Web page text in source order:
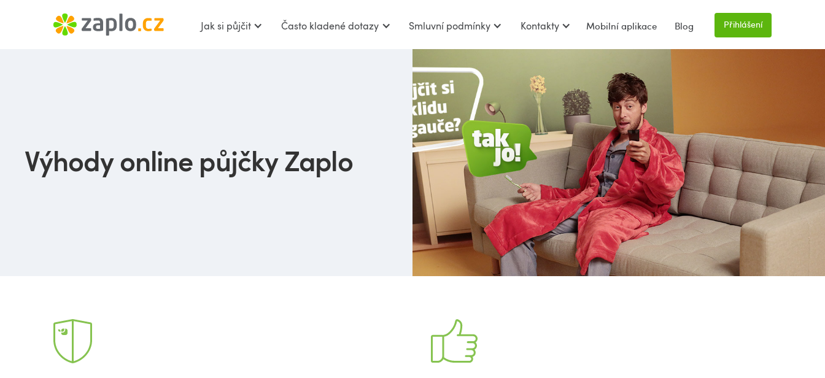
Jak si půjčit Často kladené dotazy Smluvní podmínky Kontakty Mobilní aplikace Blog Přihlášení
Výhody online půjčky Zaplo